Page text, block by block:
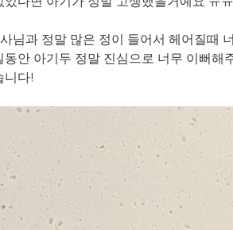
님과 정말 많은 정이 들어서 헤어질때
동안 아기두 정말 진심으로 너무 이뻐해
니다!